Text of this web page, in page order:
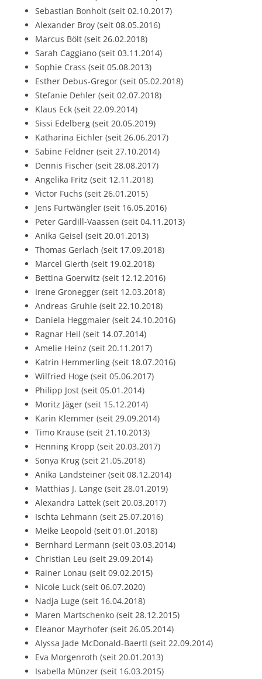
Sebastian Bonholt (seit 02.10.2017)
Alexander Broy (seit 08.05.2016)
Marcus Bölt (seit 26.02.2018)
Sarah Caggiano (seit 03.11.2014)
Sophie Crass (seit 05.08.2013)
Esther Debus-Gregor (seit 05.02.2018)
Stefanie Dehler (seit 02.07.2018)
Klaus Eck (seit 22.09.2014)
Sissi Edelberg (seit 20.05.2019)
Katharina Eichler (seit 26.06.2017)
Sabine Feldner (seit 27.10.2014)
Dennis Fischer (seit 28.08.2017)
Angelika Fritz (seit 12.11.2018)
Victor Fuchs (seit 26.01.2015)
Jens Furtwängler (seit 16.05.2016)
Peter Gardill-Vaassen (seit 04.11.2013)
Anika Geisel (seit 20.01.2013)
Thomas Gerlach (seit 17.09.2018)
Marcel Gierth (seit 19.02.2018)
Bettina Goerwitz (seit 12.12.2016)
Irene Gronegger (seit 12.03.2018)
Andreas Gruhle (seit 22.10.2018)
Daniela Heggmaier (seit 24.10.2016)
Ragnar Heil (seit 14.07.2014)
Amelie Heinz (seit 20.11.2017)
Katrin Hemmerling (seit 18.07.2016)
Wilfried Hoge (seit 05.06.2017)
Philipp Jost (seit 05.01.2014)
Moritz Jäger (seit 15.12.2014)
Karin Klemmer (seit 29.09.2014)
Timo Krause (seit 21.10.2013)
Henning Kropp (seit 20.03.2017)
Sonya Krug (seit 21.05.2018)
Anika Landsteiner (seit 08.12.2014)
Matthias J. Lange (seit 28.01.2019)
Alexandra Lattek (seit 20.03.2017)
Ischta Lehmann (seit 25.07.2016)
Meike Leopold (seit 01.01.2018)
Bernhard Lermann (seit 03.03.2014)
Christian Leu (seit 29.09.2014)
Rainer Lonau (seit 09.02.2015)
Nicole Luck (seit 06.07.2020)
Nadja Luge (seit 16.04.2018)
Maren Martschenko (seit 28.12.2015)
Eleanor Mayrhofer (seit 26.05.2014)
Alyssa Jade McDonald-Baertl (seit 22.09.2014)
Eva Morgenroth (seit 20.01.2013)
Isabella Münzer (seit 16.03.2015)